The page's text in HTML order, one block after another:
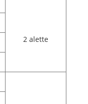
2 alette